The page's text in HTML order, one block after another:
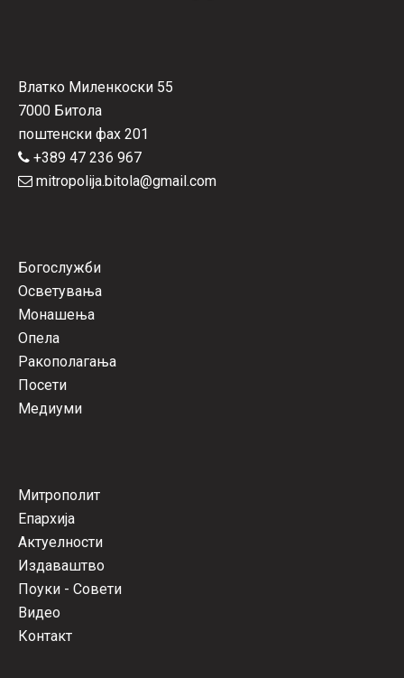
Влатко Миленкоски 55
7000 Битола
поштенски фах 201
+389 47 236 967
mitropolija.bitola@gmail.com
Богослужби
Осветувања
Монашења
Опела
Ракополагања
Посети
Медиуми
Митрополит
Епархија
Актуелности
Издаваштво
Поуки - Совети
Видео
Контакт